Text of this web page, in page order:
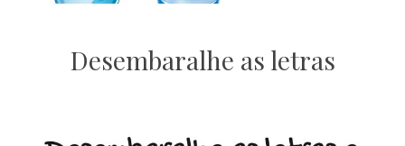
Desembaralhe as letras